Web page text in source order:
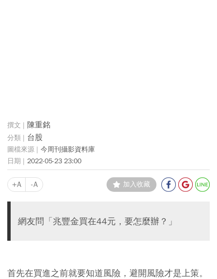
陳重銘
台股
今周刊攝影資料庫
2022-05-23 23:00
+A -A 加入收藏
網友問「兆豐金買在44元，要怎麼辦？」
首先在買進之前就要知道風險，避開風險才是上策。